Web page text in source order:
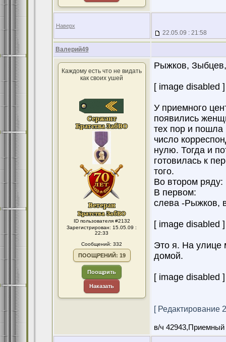
Наверх
22.05.09 : 21:58
Валерий49
Каждому есть что не видать
как своих ушей
ID пользователя #2132
Зарегистрирован: 15.05.09 :
22:33
Сообщений: 332
ПООЩРЕНИЙ: 19
Поощрить
Наказать
Рыжков,
[ image disabled ]
У приемного
появились
тех пор и пошла
число
нулю. Тогда и
готовилась к
того.
Во втором
В первом:
слева -Рыжков,
[ image disabled ]
Это я. На улице
домой.
[ image disabled ]
[ Редактирование
в/ч